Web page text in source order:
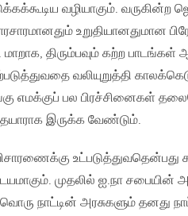
வழியாகும்.
உறுதியானதுமான
திரும்பவும் கற்ற பாடங்கள்
வலியுறுத்தி
எமக்குப் பல பிரச்சினைகள்
இருக்க வேண்டும்.
முதலில் ஐ.நா சபையின்
நாட்டின் அரசுகளும் தனது